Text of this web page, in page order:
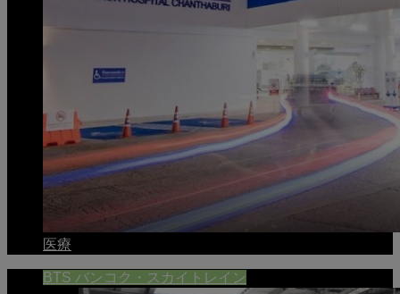
医療
BTS バンコク・スカイトレイン